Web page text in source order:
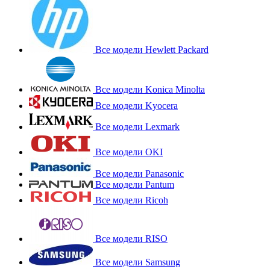
Все модели Hewlett Packard
Все модели Konica Minolta
Все модели Kyocera
Все модели Lexmark
Все модели OKI
Все модели Panasonic
Все модели Pantum
Все модели Ricoh
Все модели RISO
Все модели Samsung